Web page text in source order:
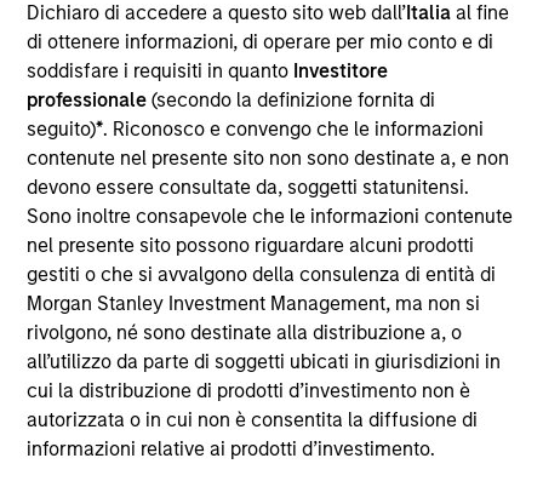
Dichiaro di accedere a questo sito web dall’Italia al fine
di ottenere informazioni, di operare per mio conto e di
soddisfare i requisiti in quanto Investitore
professionale(secondo la definizione fornita di
seguito)*. Riconosco e convengo che le informazioni
contenute nel presente sito non sono destinate a, e non
devono essere consultate da, soggetti statunitensi.
Sono inoltre consapevole che le informazioni contenute
nel presente sito possono riguardare alcuni prodotti
gestiti o che si avvalgono della consulenza di entità di
Morgan Stanley Investment Management, ma non si
rivolgono, né sono destinate alla distribuzione a, o
all’utilizzo da parte di soggetti ubicati in giurisdizioni in
cui la distribuzione di prodotti d’investimento non è
autorizzata o in cui non è consentita la diffusione di
informazioni relative ai prodotti d’investimento.
Jill is the Chief Operating Officer and Head of Client
Experience for the International Equity Team and
the co-chair of the Morgan Stanley Investment
Management Diversity Council. She joined Morgan
Stanley in 2004 and has 28 years of industry
experience. Prior to joining the firm, she served as
a management consultant at Kasina. Before that,
she was an Assistant Vice President of Institutional
Marketing at AllianceBernstein. Jill holds a B.A.,
magna cum laude, from Adelphi University Honors
College, studied English Literature at St. Anne's
College, Oxford University, and earned an M.B.A.
from Columbia Business School.